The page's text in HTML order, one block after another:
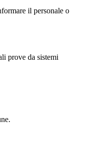
il personale o
prove da sistemi